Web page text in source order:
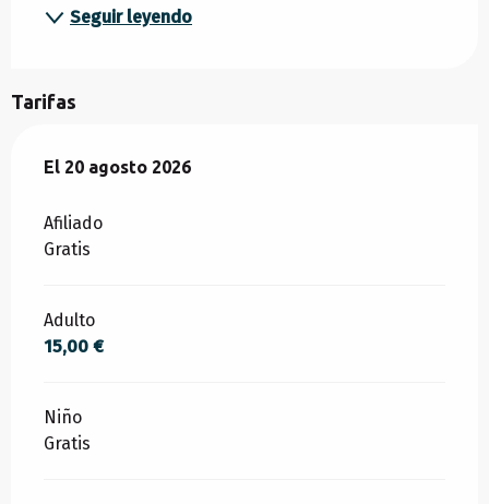
Seguir leyendo
Tarifas
El 20 agosto 2026
El 20 agosto 2026
Afiliado
Gratis
Adulto
15,00 €
Niño
Gratis